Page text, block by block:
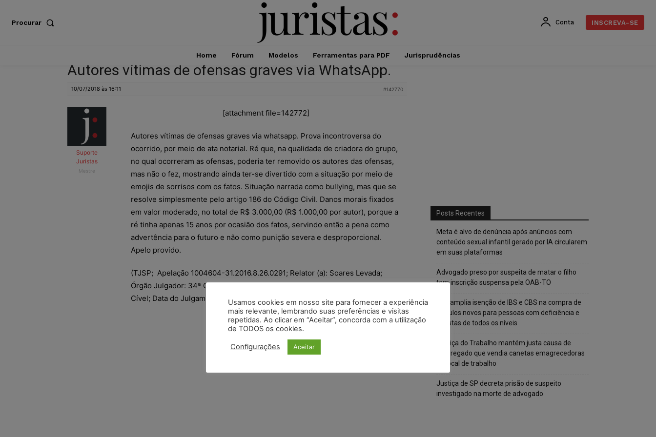
Procurar Conta INSCREVA-SE
Home Fórum Modelos Ferramentas para PDF Jurisprudências
Autores vítimas de ofensas graves via WhatsApp.
10/07/2018 às 16:11 #142770
Suporte
Juristas
Mestre
[attachment file=142772]
Autores vítimas de ofensas graves via whatsapp. Prova incontroversa do
ocorrido, por meio de ata notarial. Ré que, na qualidade de criadora do grupo,
no qual ocorreram as ofensas, poderia ter removido os autores das ofensas,
mas não o fez, mostrando ainda ter-se divertido com a situação por meio de
emojis de sorrisos com os fatos. Situação narrada como bullying, mas que se
resolve simplesmente pelo artigo 186 do Código Civil. Danos morais fixados
em valor moderado, no total de R$ 3.000,00 (R$ 1.000,00 por autor), porque a
ré tinha apenas 15 anos por ocasião dos fatos, servindo então a pena como
advertência para o futuro e não como punição severa e desproporcional.
Apelo provido.
(TJSP; Apelação 1004604-31.2016.8.26.0291; Relator (a): Soares Levada;
Órgão Julgador: 34ª Câmara de Direito Privado; Foro de Jaboticabal – 1ª Vara
Cível; Data do Julgamento: 21/05/2018; Data de Registro: 21/05/2018)
Posts Recentes
Meta é alvo de denúncia após anúncios com
conteúdo sexual infantil gerado por IA circularem
em suas plataformas
Advogado preso por suspeita de matar o filho
tem inscrição suspensa pela OAB-TO
STF amplia isenção de IBS e CBS na compra de
veículos novos para pessoas com deficiência e
autistas de todos os níveis
Justiça do Trabalho mantém justa causa de
empregado que vendia canetas emagrecedoras
no local de trabalho
Justiça de SP decreta prisão de suspeito
investigado na morte de advogado
Usamos cookies em nosso site para fornecer a experiência
mais relevante, lembrando suas preferências e visitas
repetidas. Ao clicar em “Aceitar”, concorda com a utilização
de TODOS os cookies.
Configurações Aceitar